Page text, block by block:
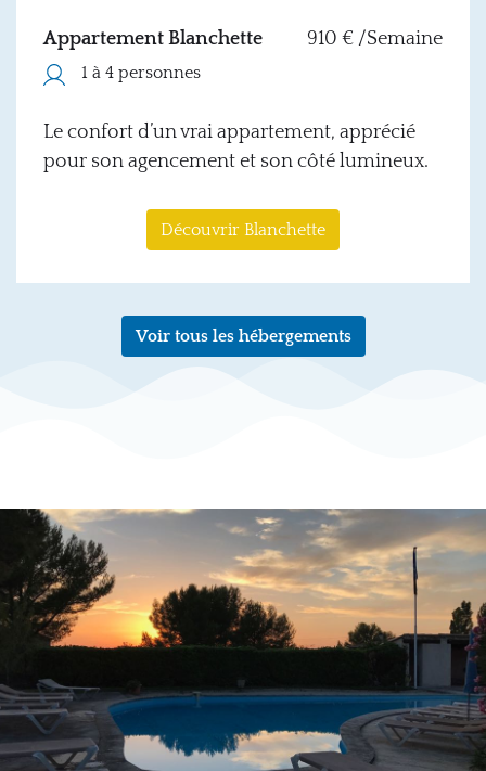
Appartement Blanchette 910 € /Semaine
1 à 4 personnes
Le confort d’un vrai appartement, apprécié
pour son agencement et son côté lumineux.
Découvrir Blanchette
Voir tous les hébergements